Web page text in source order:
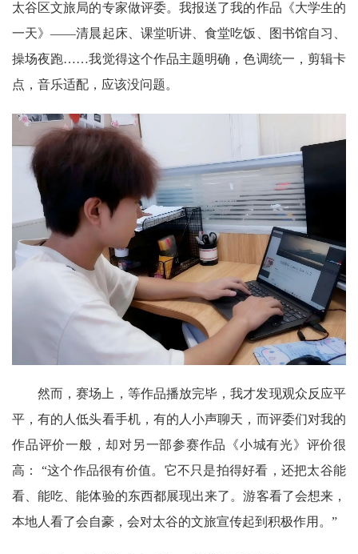
太谷区文旅局的专家做评委。我报送了我的作品《大学生的
一天》——清晨起床、课堂听讲、食堂吃饭、图书馆自习、
操场夜跑……我觉得这个作品主题明确，色调统一，剪辑卡
点，音乐适配，应该没问题。
然而，赛场上，等作品播放完毕，我才发现观众反应平
平，有的人低头看手机，有的人小声聊天，而评委们对我的
作品评价一般，却对另一部参赛作品《小城有光》评价很
高：
“这个作品很有价值。它不只是拍得好看，还把太谷能
看、能吃、能体验的东西都展现出来了。游客看了会想来，
本地人看了会自豪，会对太谷的文旅宣传起到积极作用。”